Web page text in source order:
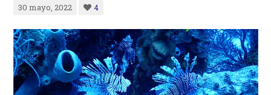
30 mayo, 2022
4